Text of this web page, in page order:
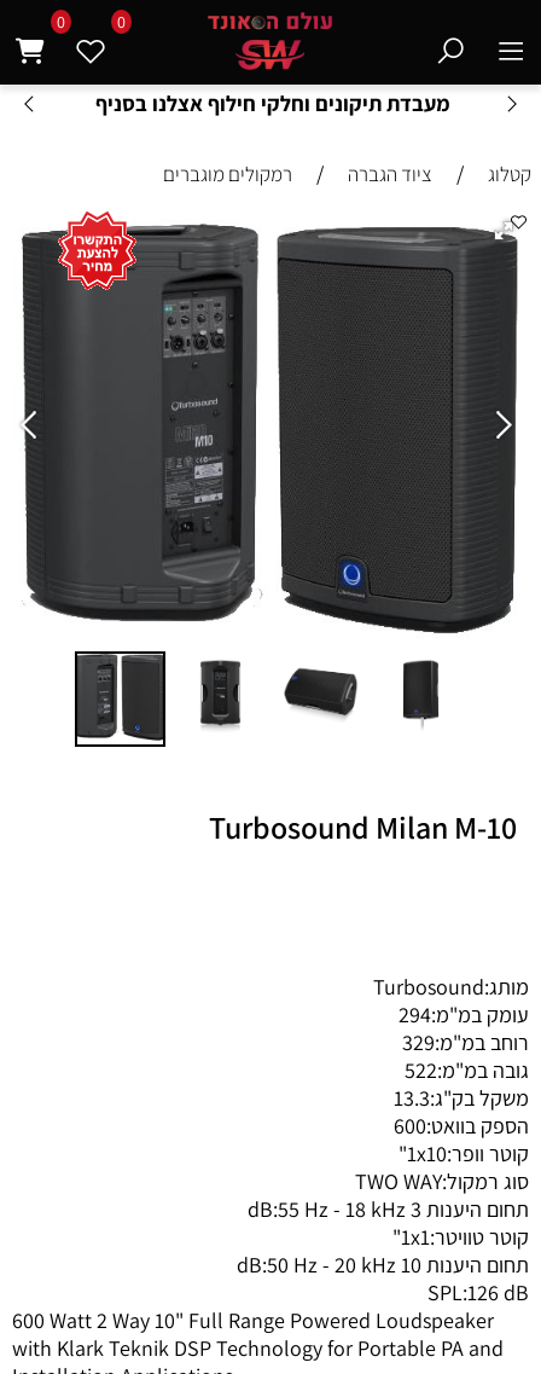
מעבדת תיקונים וחלקי חילוף אצלנו בסניף
0 0
קטלוג / ציוד הגברה / רמקולים מוגברים
Turbosound Milan M-10
מותג:Turbosound
עומק במ"מ:294
רוחב במ"מ:329
גובה במ"מ:522
משקל בק"ג:13.3
הספק בוואט:600
קוטר וופר:1x10"
סוג רמקול:TWO WAY
תחום היענות 3 dB:
55 Hz - 18 kHz
קוטר טוויטר:1x1"
תחום היענות 10 dB:
50 Hz - 20 kHz
SPL:126 dB
600 Watt 2 Way 10" Full Range Powered Loudspeaker
with Klark Teknik DSP Technology for Portable PA and